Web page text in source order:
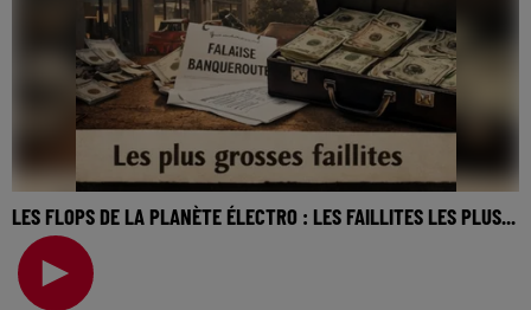
LES FLOPS DE LA PLANÈTE ÉLECTRO : LES FAILLITES LES PLUS...
La music story du jour c’est celle des flops de la planète
électro… Ce qui a commencé comme une cult